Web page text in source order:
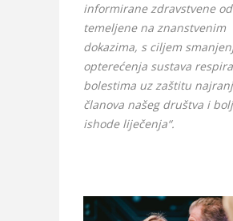
informirane zdravstvene
temeljene na znanstvenim
dokazima, s ciljem
opterećenja sustava
bolestima uz zaštitu
članova našeg društva i
ishode liječenja“.